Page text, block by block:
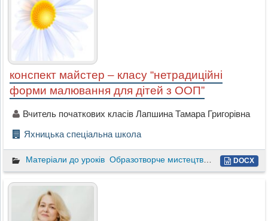
конспект майстер – класу “нетрадиційні
форми малювання для дітей з ООП”
Вчитель початкових класів Лапшина Тамара Григорівна
Яхницька спеціальна школа
Матеріали до уроків Образотворче мистецтво 2 класDOCX